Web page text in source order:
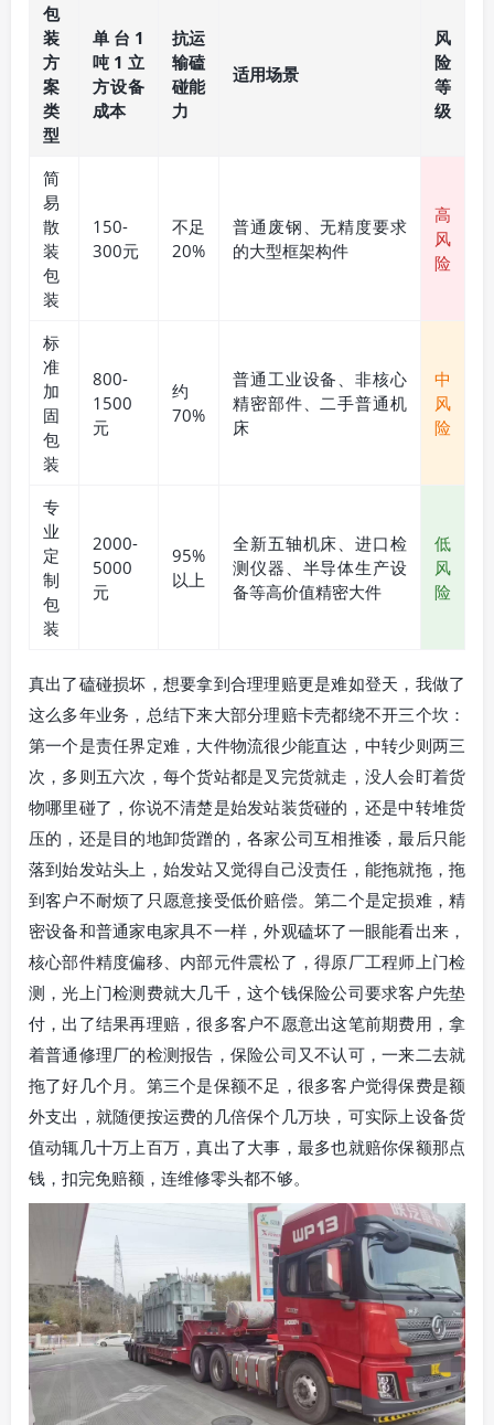
包
装
方
案
类
型
单台1
吨1立
方设备
成本
抗运
输磕
碰能
力
适用场景
风
险
等
级
简
易
散
装
包
装
150-
300元
不足
20%
普通废钢、无精度要求
的大型框架构件
高
风
险
标
准
加
固
包
装
800-
1500
元
约
70%
普通工业设备、非核心
精密部件、二手普通机
床
中
风
险
专
业
定
制
包
装
2000-
5000
元
95%
以上
全新五轴机床、进口检
测仪器、半导体生产设
备等高价值精密大件
低
风
险
真出了磕碰损坏，想要拿到合理理赔更是难如登天，我做了
这么多年业务，总结下来大部分理赔卡壳都绕不开三个坎：
第一个是责任界定难，大件物流很少能直达，中转少则两三
次，多则五六次，每个货站都是叉完货就走，没人会盯着货
物哪里碰了，你说不清楚是始发站装货碰的，还是中转堆货
压的，还是目的地卸货蹭的，各家公司互相推诿，最后只能
落到始发站头上，始发站又觉得自己没责任，能拖就拖，拖
到客户不耐烦了只愿意接受低价赔偿。第二个是定损难，精
密设备和普通家电家具不一样，外观磕坏了一眼能看出来，
核心部件精度偏移、内部元件震松了，得原厂工程师上门检
测，光上门检测费就大几千，这个钱保险公司要求客户先垫
付，出了结果再理赔，很多客户不愿意出这笔前期费用，拿
着普通修理厂的检测报告，保险公司又不认可，一来二去就
拖了好几个月。第三个是保额不足，很多客户觉得保费是额
外支出，就随便按运费的几倍保个几万块，可实际上设备货
值动辄几十万上百万，真出了大事，最多也就赔你保额那点
钱，扣完免赔额，连维修零头都不够。